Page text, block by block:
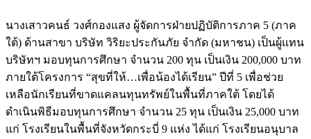
นางเสาวคนธ์ วงศ์กองแสง ผู้จัดการฝ่ายปฏิบัติการภาค 5 (ภาค
ใต้) ด้านสาขา บริษัท วิริยะประกันภัย จำกัด (มหาชน) เป็นผู้แทน
บริษัทฯ มอบทุนการศึกษา จำนวน 200 ทุน เป็นเงิน 200,000 บาท
ภายใต้โครงการ “สุขที่ให้…เพื่อน้องได้เรียน” ปีที่ 5 เพื่อช่วย
เหลือนักเรียนที่ขาดแคลนทุนทรัพย์ในพื้นที่ภาคใต้ โดยได้
ดำเนินพิธีมอบทุนการศึกษา จำนวน 25 ทุน เป็นเงิน 25,000 บาท
แก่ โรงเรียนในพื้นที่จังหวัดกระบี่ 9 แห่ง ได้แก่ โรงเรียนอนุบาล